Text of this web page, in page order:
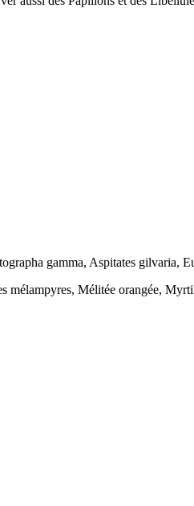
gamma, Aspitates gilvaria,
mélampyres, Mélitée orangée,